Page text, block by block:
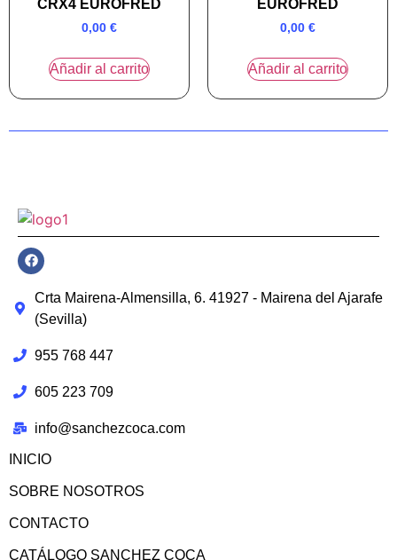
CRX4 EUROFRED
0,00 €
Añadir al carrito
EUROFRED
0,00 €
Añadir al carrito
Crta Mairena-Almensilla, 6. 41927 - Mairena del Ajarafe
(Sevilla)
955 768 447
605 223 709
info@sanchezcoca.com
INICIO
SOBRE NOSOTROS
CONTACTO
CATÁLOGO SANCHEZ COCA